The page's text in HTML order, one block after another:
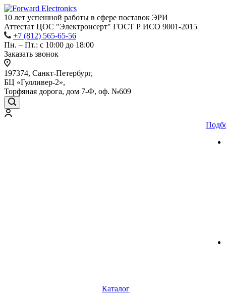
10 лет успешной работы в сфере поставок ЭРИ
Аттестат ЦОС "Электронсерт" ГОСТ Р ИСО 9001-2015
+7 (812) 565-65-56
Пн. – Пт.: с 10:00 до 18:00
Заказать звонок
197374, Санкт-Петербург,
БЦ «Гулливер-2»,
Торфяная дорога, дом 7-Ф, оф. №609
Каталог